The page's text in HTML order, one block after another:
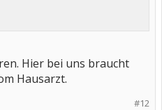
Hier bei uns braucht
Hausarzt.
#12